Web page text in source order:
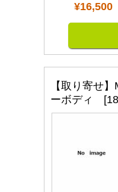
¥16,500
【取り寄せ
ーボディ